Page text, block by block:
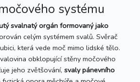
systému
svalnatý orgán formovaný jako
celým systémem svalů. Svěrač
která vede moč mimo lidské tělo.
obklopující stěny močového
jeho zvětšování, svaly pánevního